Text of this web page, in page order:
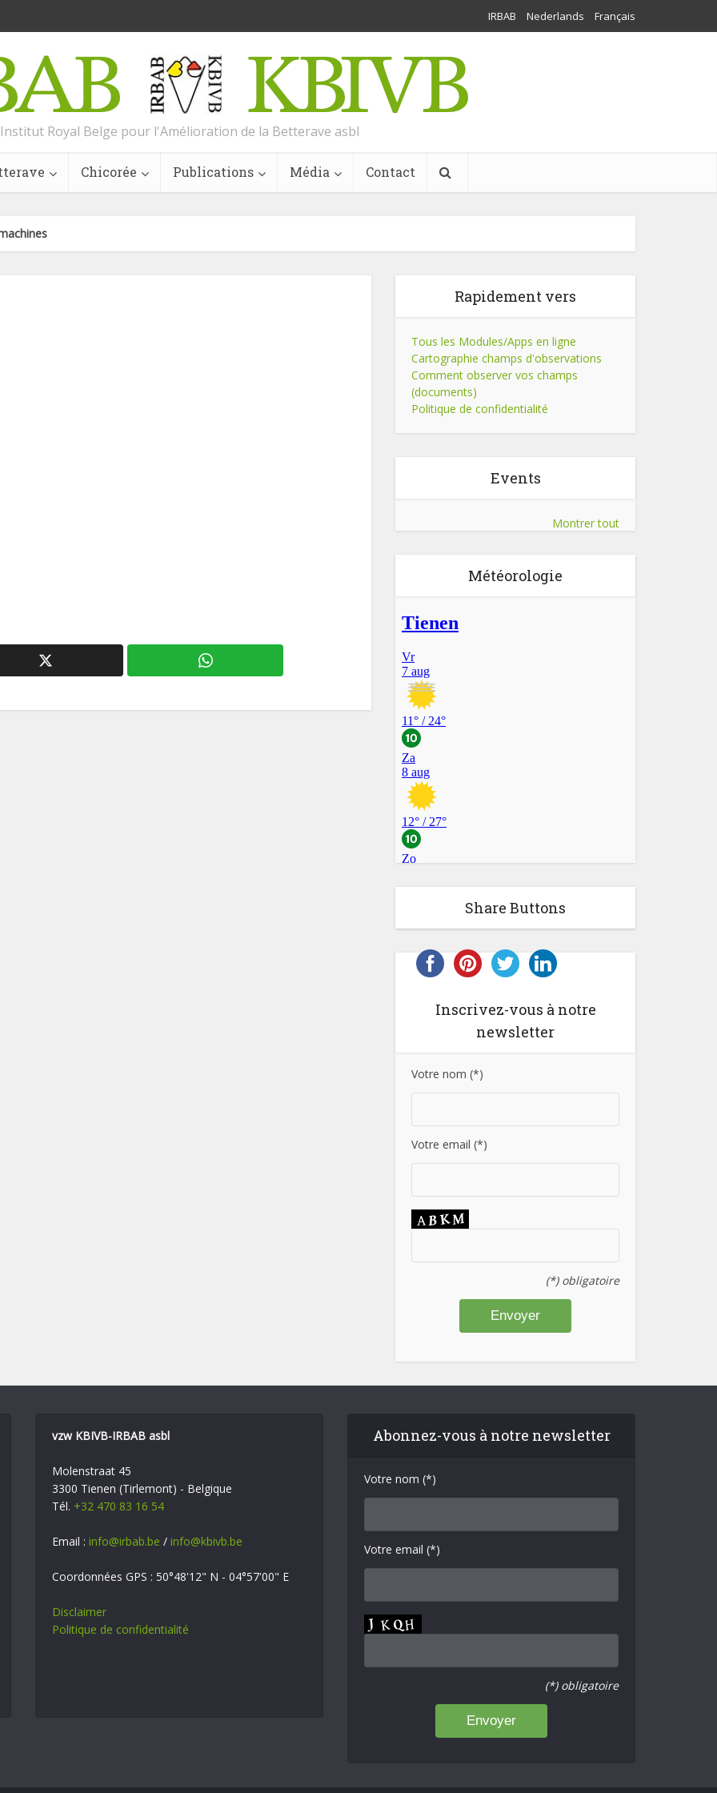
IRBAB Nederlands Français
Institut Royal Belge pour l'Amélioration de la Betterave asbl
Chicorée Publications Média Contact
Rapidement vers
Tous les Modules/Apps en ligne
Cartographie champs d'observations
Comment observer vos champs
(documents)
Politique de confidentialité
Events
Montrer tout
Météorologie
Share Buttons
Inscrivez-vous à notre
newsletter
Votre nom (*)
Votre email (*)
(*) obligatoire
vzw KBIVB-IRBAB asbl
Molenstraat 45
3300 Tienen (Tirlemont) - Belgique
Tél. +32 470 83 16 54
Email : info@irbab.be / info@kbivb.be
Coordonnées GPS : 50°48'12" N - 04°57'00" E
Disclaimer
Politique de confidentialité
Abonnez-vous à notre newsletter
Votre nom (*)
Votre email (*)
(*) obligatoire